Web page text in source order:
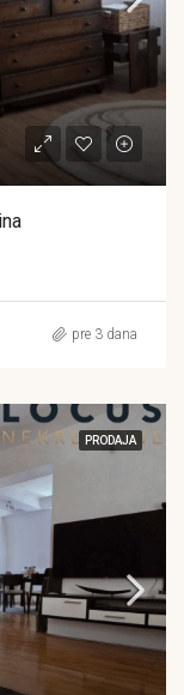
pre 3 dana
PRODAJA